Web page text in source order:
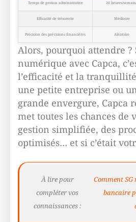
Temps de gestion administrative 20 heures/
Efficacité de trésorerie Médiocre
Précision des prévisions financières Aléatoire
Alors, pourquoi attendre ?
numérique avec Capca,
l’efficacité et la
une petite entreprise ou
grande envergure, Capca
met toutes les chances de
gestion simplifiée, des
optimisés… et si c’était
À lire pour
compléter vos
connaissances :
Comment
bancaire